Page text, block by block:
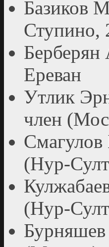
Базиков
Ступино,
Берберян
Ереван
Утлик
член
Смагулов
(Нур-
(Нур-
Бурняшев